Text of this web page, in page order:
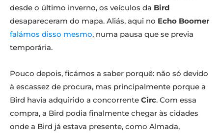
desde o último inverno, os veículos da Bird
desapareceram do mapa. Aliás, aqui no Echo Boomer
falámos disso mesmo, numa pausa que se previa
temporária.
Pouco depois, ficámos a saber porquê: não só devido
à escassez de procura, mas principalmente porque a
Bird havia adquirido a concorrente Circ. Com essa
compra, a Bird podia finalmente chegar às cidades
onde a Bird já estava presente, como Almada,